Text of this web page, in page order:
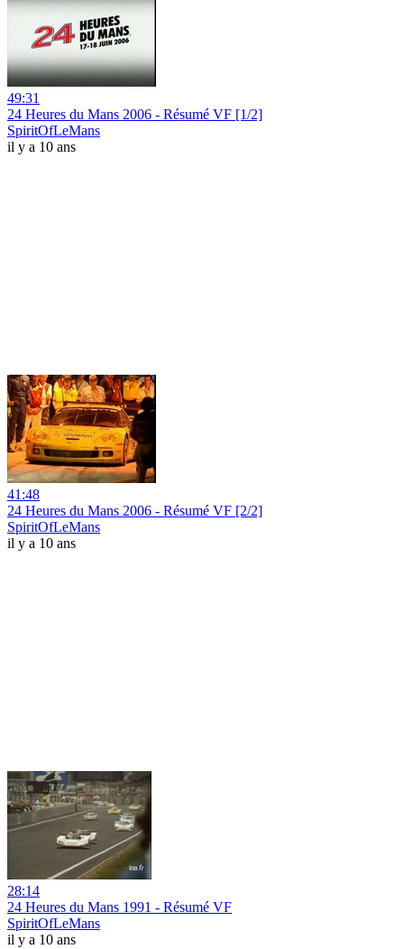
49:31
24 Heures du Mans 2006 - Résumé VF [1/2]
SpiritOfLeMans
il y a 10 ans
41:48
24 Heures du Mans 2006 - Résumé VF [2/2]
SpiritOfLeMans
il y a 10 ans
28:14
24 Heures du Mans 1991 - Résumé VF
SpiritOfLeMans
il y a 10 ans